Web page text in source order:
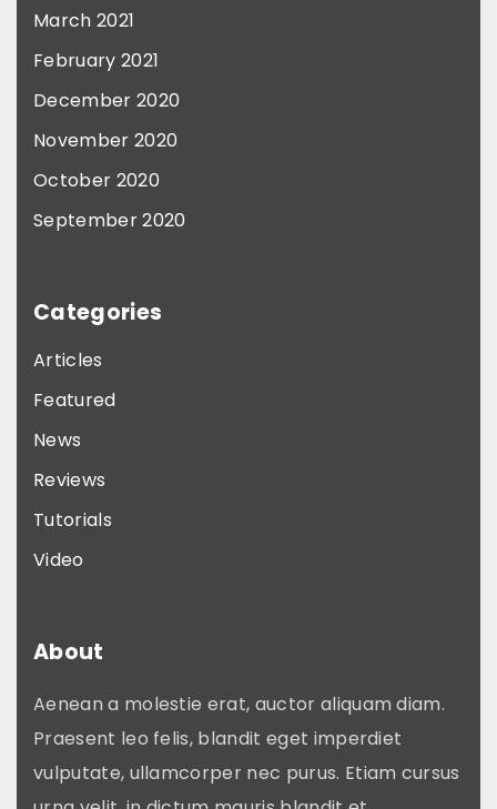
March 2021
February 2021
December 2020
November 2020
October 2020
September 2020
Categories
Articles
Featured
News
Reviews
Tutorials
Video
About
Aenean a molestie erat, auctor aliquam diam.
Praesent leo felis, blandit eget imperdiet
vulputate, ullamcorper nec purus. Etiam cursus